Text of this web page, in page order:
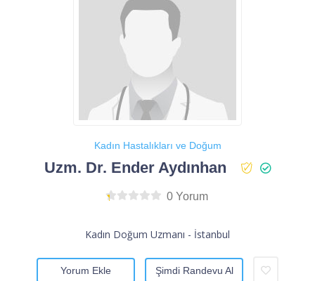
Kadın Hastalıkları ve Doğum
Uzm. Dr. Ender Aydınhan
0 Yorum
Kadın Doğum Uzmanı - İstanbul
Yorum Ekle Şimdi Randevu Al